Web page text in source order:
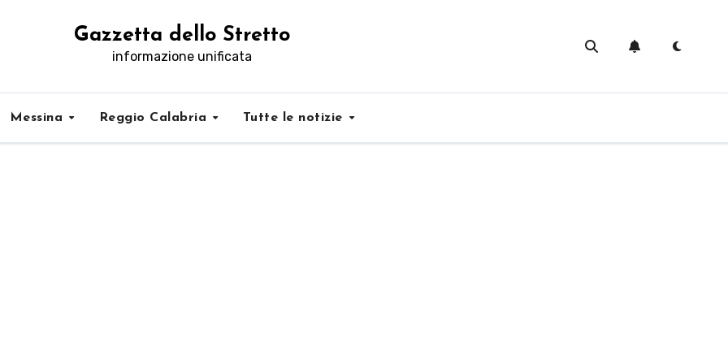
Gazzetta dello Stretto
informazione unificata
Messina Reggio Calabria Tutte le notizie